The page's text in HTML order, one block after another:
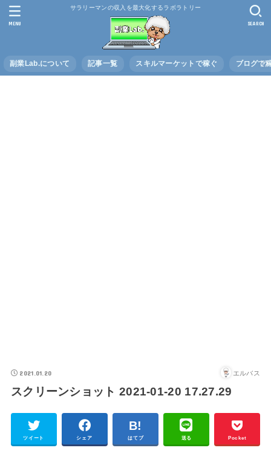
サラリーマンの収入を最大化するラボラトリー
副業Lab.について 記事一覧 スキルマーケットで稼ぐ ブログで
SEARCH
MENU
2021.01.20 エルバス
スクリーンショット 2021-01-20 17.27.29
ツイート シェア はてブ 送る Pocket